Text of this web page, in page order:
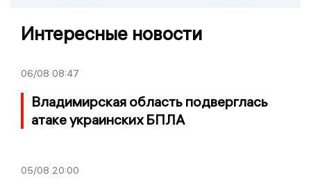
Интересные новости
06/08 08:47
Владимирская область подверглась
атаке украинских БПЛА
05/08 20:00